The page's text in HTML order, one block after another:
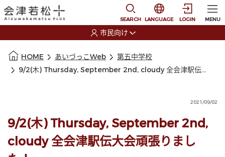
SEARCH
選択すると言語の切
LANGUAGE LOGIN MENU
市民向け
HOME あいづっこWeb
第五中学校
9/2(木) Thursday, September 2nd, cloudy 全会津駅伝大会頑張りました！
2021/09/02
9/2(木) Thursday, September 2nd,
cloudy 全会津駅伝大会頑張りまし